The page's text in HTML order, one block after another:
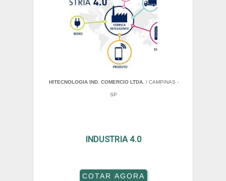
HITECNOLOGIA IND. COMERCIO LTDA. / CAMPINAS -
SP
INDUSTRIA 4.0
COTAR AGORA